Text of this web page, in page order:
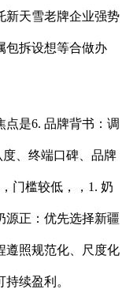
新天雪老牌企业强势
包拆设想等合做办
是6. 品牌背书：调
、终端口碑、品牌
门槛较低，，1. 奶
源正：优先选择新疆
遵照规范化、尺度化
续盈利。